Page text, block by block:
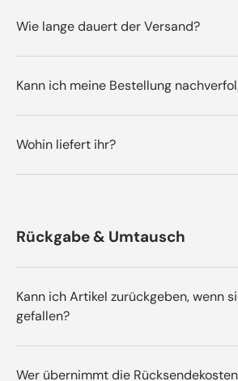
Wie lange dauert der Versand?
Kann ich meine Bestellung
Wohin liefert ihr?
Rückgabe & Umtausch
Kann ich Artikel zurückgeben, wenn
gefallen?
Wer übernimmt die